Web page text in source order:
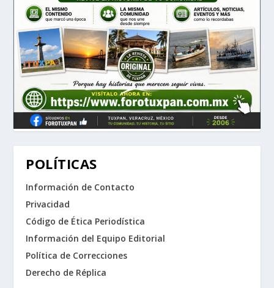
POLÍTICAS
Información de Contacto
Privacidad
Código de Ética Periodística
Información del Equipo Editorial
Política de Correcciones
Derecho de Réplica